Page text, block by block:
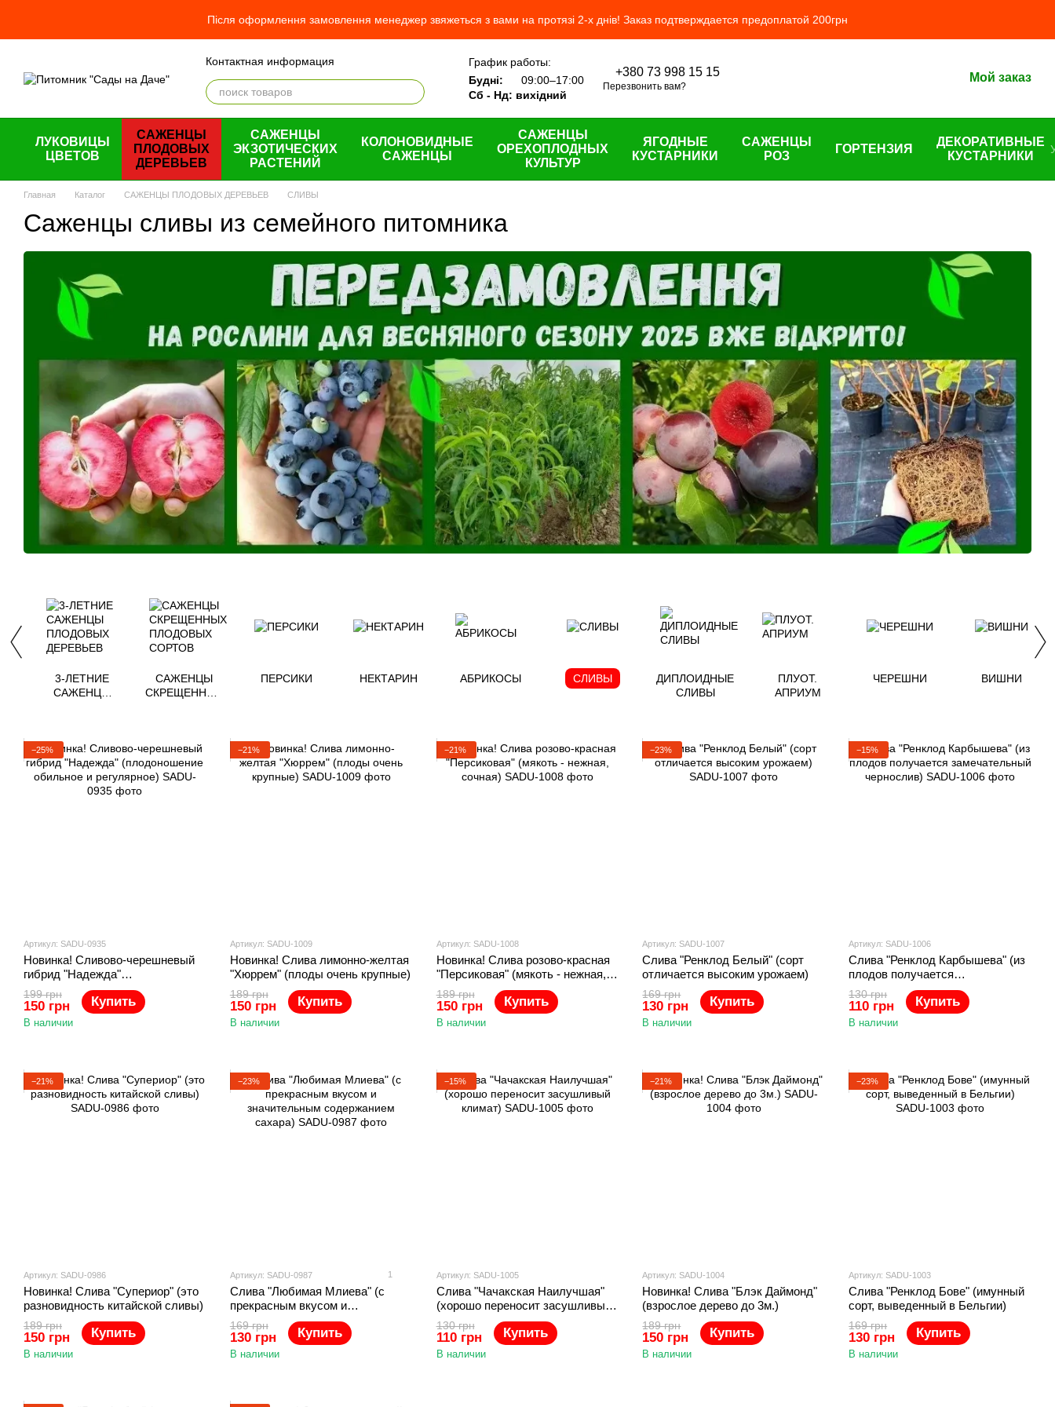
Після оформлення замовлення менеджер звяжеться з вами на протязі 2-х днів! Заказ подтверждается предоплатой 200грн
Контактная информация
Отзывы о магазине
О нас
Оплата и доставка
График работы:
Будні:
09:00–17:00
Сб - Нд: вихідний
+380 73 998 15 15
Перезвонить вам?
Мой заказ
ЛУКОВИЦЫ
ЦВЕТОВ
САЖЕНЦЫ
ПЛОДОВЫХ
ДЕРЕВЬЕВ
САЖЕНЦЫ
ЭКЗОТИЧЕСКИХ
РАСТЕНИЙ
КОЛОНОВИДНЫЕ
САЖЕНЦЫ
САЖЕНЦЫ
ОРЕХОПЛОДНЫХ
КУЛЬТУР
ЯГОДНЫЕ
КУСТАРНИКИ
САЖЕНЦЫ
РОЗ
ГОРТЕНЗИЯ
ДЕКОРАТИВНЫЕ
КУСТАРНИКИ
Главная Каталог САЖЕНЦЫ ПЛОДОВЫХ ДЕРЕВЬЕВ СЛИВЫ
Саженцы сливы из семейного питомника
3-ЛЕТНИЕ
САЖЕНЦЫ
САЖЕНЦЫ
СКРЕЩЕННЫХ
ПЕРСИКИ НЕКТАРИН АБРИКОСЫ СЛИВЫ
ДИПЛОИДНЫЕ
СЛИВЫ
ПЛУОТ.
АПРИУМ
ЧЕРЕШНИ ВИШНИ
−25%
Артикул: SADU-0935
Новинка! Сливово-черешневый
гибрид "Надежда"
(плодоношение обильное и
регулярное)
199 грн
150 грн Купить
В наличии
−21%
Артикул: SADU-1009
Новинка! Слива лимонно-желтая
"Хюррем" (плоды очень крупные)
189 грн
150 грн Купить
В наличии
−21%
Артикул: SADU-1008
Новинка! Слива розово-красная
"Персиковая" (мякоть - нежная,
сочная)
189 грн
150 грн Купить
В наличии
−23%
Артикул: SADU-1007
Слива "Ренклод Белый" (сорт
отличается высоким урожаем)
169 грн
130 грн Купить
В наличии
−15%
Артикул: SADU-1006
Слива "Ренклод Карбышева" (из
плодов получается
замечательный чернослив)
130 грн
110 грн Купить
В наличии
−21%
Артикул: SADU-0986
Новинка! Слива "Супериор" (это
разновидность китайской сливы)
189 грн
150 грн Купить
В наличии
−23%
Артикул: SADU-0987 1
Слива "Любимая Млиева" (с
прекрасным вкусом и
значительным содержанием
сахара)
169 грн
130 грн Купить
В наличии
−15%
Артикул: SADU-1005
Слива "Чачакская Наилучшая"
(хорошо переносит засушливый
климат)
130 грн
110 грн Купить
В наличии
−21%
Артикул: SADU-1004
Новинка! Слива "Блэк Даймонд"
(взрослое дерево до 3м.)
189 грн
150 грн Купить
В наличии
−23%
Артикул: SADU-1003
Слива "Ренклод Бове" (имунный
сорт, выведенный в Бельгии)
169 грн
130 грн Купить
В наличии